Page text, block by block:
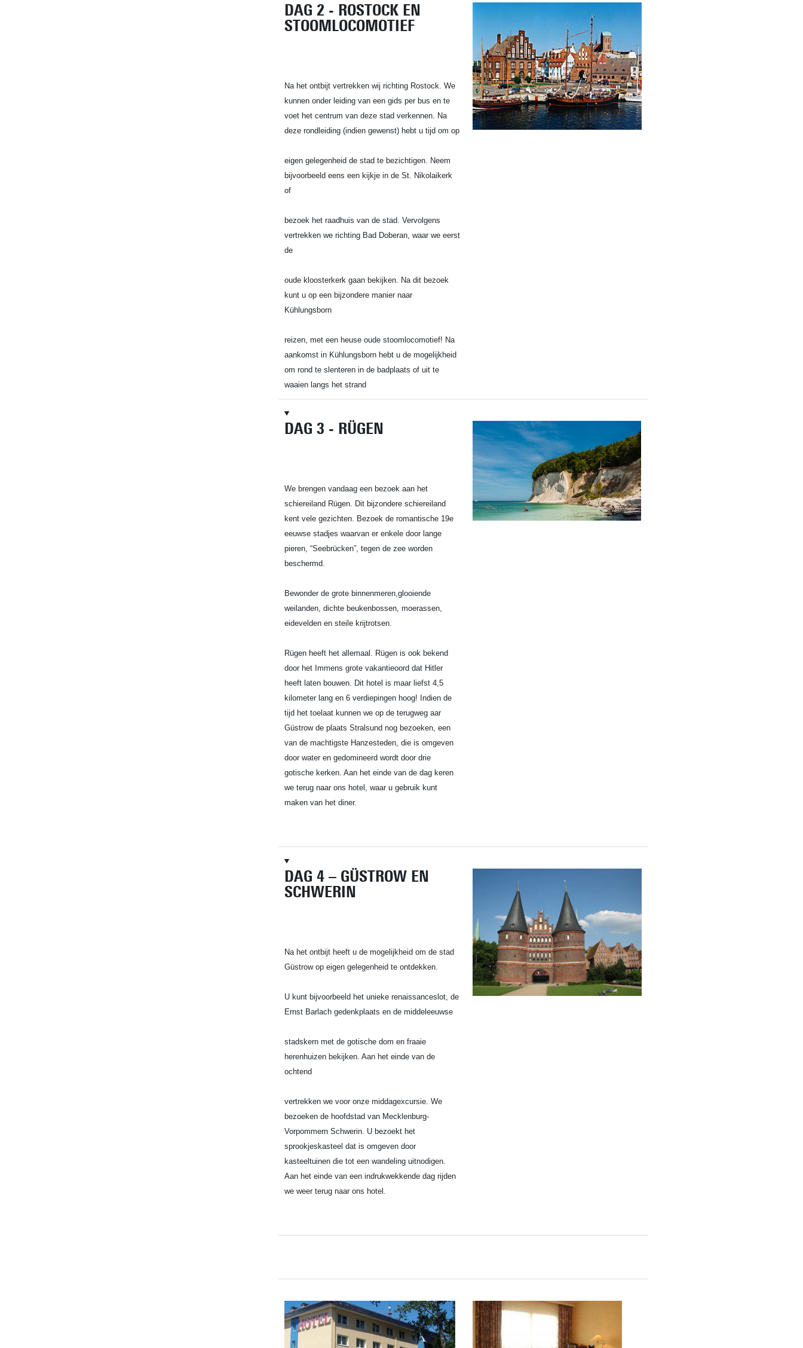
DAG 2 - ROSTOCK EN
STOOMLOCOMOTIEF
Na het ontbijt vertrekken wij richting Rostock. We
kunnen onder leiding van een gids per bus en te
voet het centrum van deze stad verkennen. Na
deze rondleiding (indien gewenst) hebt u tijd om op
eigen gelegenheid de stad te bezichtigen. Neem
bijvoorbeeld eens een kijkje in de St. Nikolaikerk
of
bezoek het raadhuis van de stad. Vervolgens
vertrekken we richting Bad Doberan, waar we eerst
de
oude kloosterkerk gaan bekijken. Na dit bezoek
kunt u op een bijzondere manier naar
Kühlungsborn
reizen, met een heuse oude stoomlocomotief! Na
aankomst in Kühlungsborn hebt u de mogelijkheid
om rond te slenteren in de badplaats of uit te
waaien langs het strand
DAG 3 - RÜGEN
We brengen vandaag een bezoek aan het
schiereiland Rügen. Dit bijzondere schiereiland
kent vele gezichten. Bezoek de romantische 19e
eeuwse stadjes waarvan er enkele door lange
pieren, “Seebrücken”, tegen de zee worden
beschermd.
Bewonder de grote binnenmeren,glooiende
weilanden, dichte beukenbossen, moerassen,
eidevelden en steile krijtrotsen.
Rügen heeft het allemaal. Rügen is ook bekend
door het Immens grote vakantieoord dat Hitler
heeft laten bouwen. Dit hotel is maar liefst 4,5
kilometer lang en 6 verdiepingen hoog! Indien de
tijd het toelaat kunnen we op de terugweg aar
Güstrow de plaats Stralsund nog bezoeken, een
van de machtigste Hanzesteden, die is omgeven
door water en gedomineerd wordt door drie
gotische kerken. Aan het einde van de dag keren
we terug naar ons hotel, waar u gebruik kunt
maken van het diner.
DAG 4 – GÜSTROW EN
SCHWERIN
Na het ontbijt heeft u de mogelijkheid om de stad
Güstrow op eigen gelegenheid te ontdekken.
U kunt bijvoorbeeld het unieke renaissanceslot, de
Ernst Barlach gedenkplaats en de middeleeuwse
stadskern met de gotische dom en fraaie
herenhuizen bekijken. Aan het einde van de
ochtend
vertrekken we voor onze middagexcursie. We
bezoeken de hoofdstad van Mecklenburg-
Vorpommern Schwerin. U bezoekt het
sprookjeskasteel dat is omgeven door
kasteeltuinen die tot een wandeling uitnodigen.
Aan het einde van een indrukwekkende dag rijden
we weer terug naar ons hotel.